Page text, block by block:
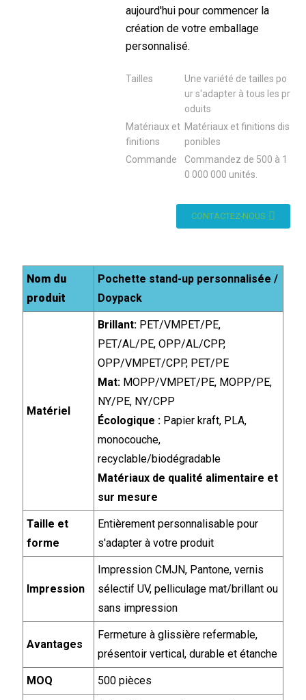
aujourd'hui pour commencer la
création de votre emballage
personnalisé.
Tailles
Une variété de tailles po
ur s'adapter à tous les pr
oduits
Matériaux et
finitions
Matériaux et finitions dis
ponibles
Commande
Commandez de 500 à 1
0 000 000 unités.
CONTACTEZ-NOUS
Nom du
produit
Pochette stand-up personnalisée /
Doypack
Matériel
Brillant:PET/VMPET/PE,
PET/AL/PE, OPP/AL/CPP,
OPP/VMPET/CPP, PET/PE
Mat:MOPP/VMPET/PE, MOPP/PE,
NY/PE, NY/CPP
Écologique :Papier kraft, PLA,
monocouche,
recyclable/biodégradable
Matériaux de qualité alimentaire et
sur mesure
Taille et
forme
Entièrement personnalisable pour
s'adapter à votre produit
Impression
Impression CMJN, Pantone, vernis
sélectif UV, pelliculage mat/brillant ou
sans impression
Avantages
Fermeture à glissière refermable,
présentoir vertical, durable et étanche
MOQ 500 pièces